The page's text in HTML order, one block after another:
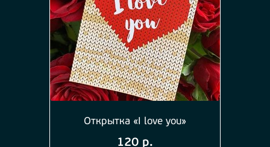
Открытка «I love you»
120 р.